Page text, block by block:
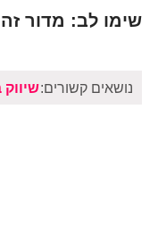
שימו לב: מדור
נושאים קשורים: